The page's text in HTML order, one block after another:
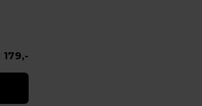
179,-